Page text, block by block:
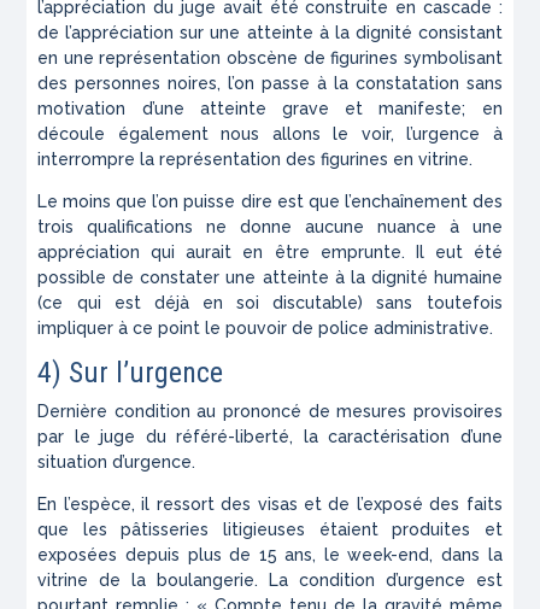
l’appréciation du juge avait été construite en cascade :
de l’appréciation sur une atteinte à la dignité consistant
en une représentation obscène de figurines symbolisant
des personnes noires, l’on passe à la constatation sans
motivation d’une atteinte grave et manifeste; en
découle également nous allons le voir, l’urgence à
interrompre la représentation des figurines en vitrine.
Le moins que l’on puisse dire est que l’enchaînement des
trois qualifications ne donne aucune nuance à une
appréciation qui aurait en être emprunte. Il eut été
possible de constater une atteinte à la dignité humaine
(ce qui est déjà en soi discutable) sans toutefois
impliquer à ce point le pouvoir de police administrative.
4) Sur l’urgence
Dernière condition au prononcé de mesures provisoires
par le juge du référé-liberté, la caractérisation d’une
situation d’urgence.
En l’espèce, il ressort des visas et de l’exposé des faits
que les pâtisseries litigieuses étaient produites et
exposées depuis plus de 15 ans, le week-end, dans la
vitrine de la boulangerie. La condition d’urgence est